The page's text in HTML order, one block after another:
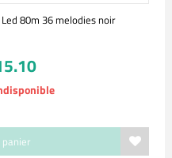
80m 36 melodies noir